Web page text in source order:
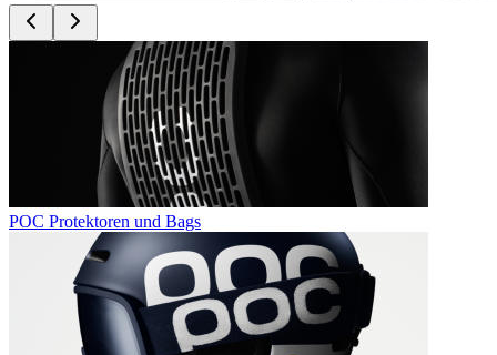
POC Protektoren und Bags